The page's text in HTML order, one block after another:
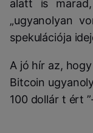
alatt is
„ugyanolyan
spekulációja
A jó hír az,
Bitcoin
100 dollár t ért